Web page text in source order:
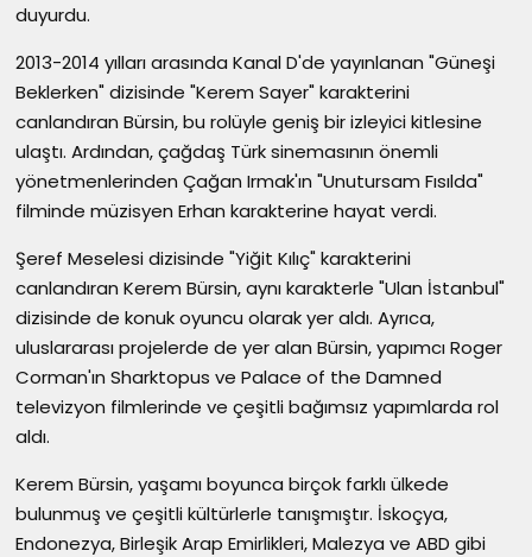
duyurdu.
2013-2014 yılları arasında Kanal D'de yayınlanan "Güneşi
Beklerken" dizisinde "Kerem Sayer" karakterini
canlandıran Bürsin, bu rolüyle geniş bir izleyici kitlesine
ulaştı. Ardından, çağdaş Türk sinemasının önemli
yönetmenlerinden Çağan Irmak'ın "Unutursam Fısılda"
filminde müzisyen Erhan karakterine hayat verdi.
Şeref Meselesi dizisinde "Yiğit Kılıç" karakterini
canlandıran Kerem Bürsin, aynı karakterle "Ulan İstanbul"
dizisinde de konuk oyuncu olarak yer aldı. Ayrıca,
uluslararası projelerde de yer alan Bürsin, yapımcı Roger
Corman'ın Sharktopus ve Palace of the Damned
televizyon filmlerinde ve çeşitli bağımsız yapımlarda rol
aldı.
Kerem Bürsin, yaşamı boyunca birçok farklı ülkede
bulunmuş ve çeşitli kültürlerle tanışmıştır. İskoçya,
Endonezya, Birleşik Arap Emirlikleri, Malezya ve ABD gibi